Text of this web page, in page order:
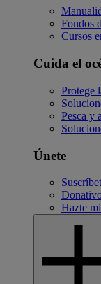
Fondos
Cursos
Cuida el
Protege
Pesca y
Únete
Hazte